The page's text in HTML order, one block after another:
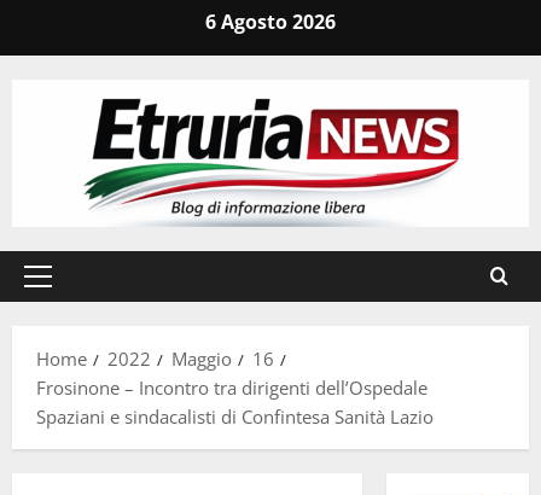
6 Agosto 2026
Menu
Home
2022 Maggio
16
Frosinone – Incontro tra dirigenti dell’Ospedale
Spaziani e sindacalisti di Confintesa Sanità Lazio